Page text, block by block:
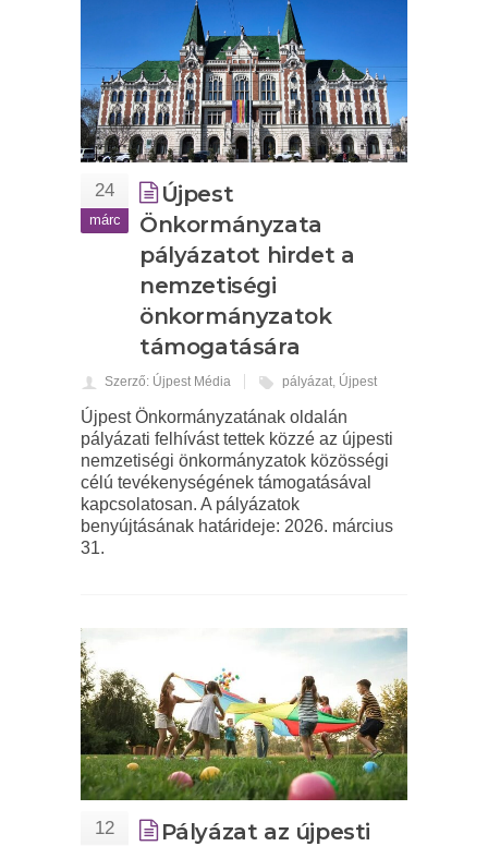
24
márc
Újpest
Önkormányzata
pályázatot hirdet a
nemzetiségi
önkormányzatok
támogatására
Szerző: Újpest Média pályázat, Újpest
Újpest Önkormányzatának oldalán
pályázati felhívást tettek közzé az újpesti
nemzetiségi önkormányzatok közösségi
célú tevékenységének támogatásával
kapcsolatosan. A pályázatok
benyújtásának határideje: 2026. március
31.
12
Pályázat az újpesti